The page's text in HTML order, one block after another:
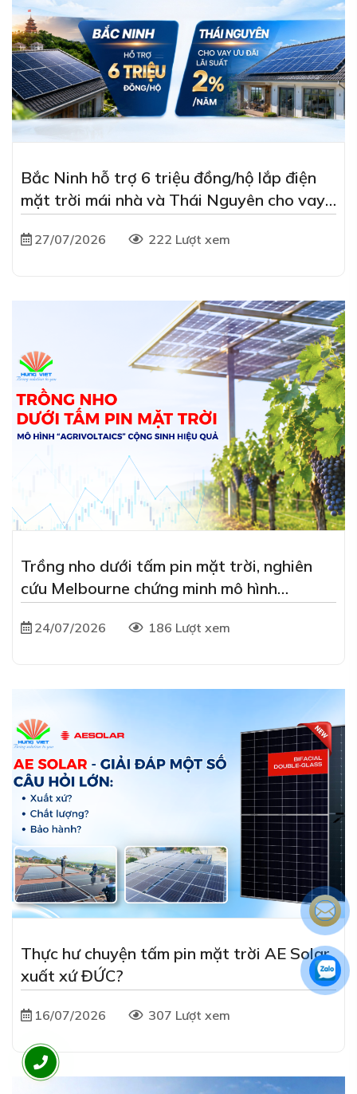
Bắc Ninh hỗ trợ 6 triệu đồng/hộ lắp điện
mặt trời mái nhà và Thái Nguyên cho vay
27/07/2026 222 Lượt xem
Trồng nho dưới tấm pin mặt trời, nghiên
cứu Melbourne chứng minh mô hình
24/07/2026 186 Lượt xem
Thực hư chuyện tấm pin mặt trời AE Solar
xuất xứ ĐỨC?
16/07/2026 307 Lượt xem